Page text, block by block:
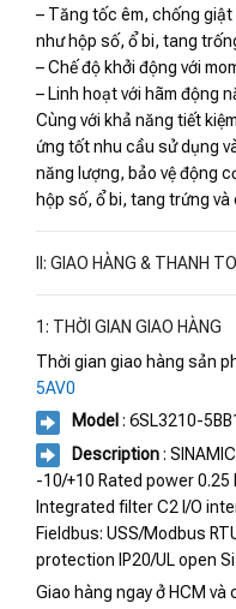
– Tăng tốc êm, chống
như hộp số, ổ bi, tang
– Chế độ khởi động với
– Linh hoạt với hãm động
Cùng với khả năng tiết
ứng tốt nhu cầu sử dụng
năng lượng, bảo vệ động
hộp số, ổ bi, tang trứng và
II: GIAO HÀNG & THANH
1: THỜI GIAN GIAO HÀNG
Thời gian giao hàng sản
5AV0
Model : 6SL3210-
Description:
-10/+10 Rated power
Integrated filter C2 I/O
Fieldbus: USS/Modbus
protection IP20/UL open
Giao hàng ngay ở HCM